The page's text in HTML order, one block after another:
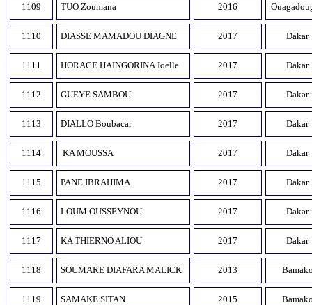
1109 TUO Zoumana 2016
1110 DIASSE MAMADOU DIAGNE 2017 Dakar
1111 HORACE HAINGORINA Joelle 2017 Dakar
1112 GUEYE SAMBOU 2017 Dakar
1113 DIALLO Boubacar 2017 Dakar
1114 KA MOUSSA 2017 Dakar
1115 PANE IBRAHIMA 2017 Dakar
1116 LOUM OUSSEYNOU 2017 Dakar
1117 KA THIERNO ALIOU 2017 Dakar
1118 SOUMARE DIAFARA MALICK 2013
1119 SAMAKE SITAN 2015